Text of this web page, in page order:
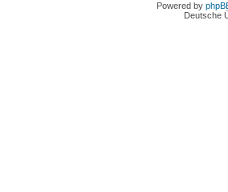
Powered by
Deutsche